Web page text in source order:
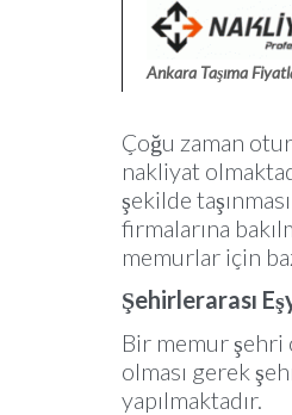
Ankara Taşıma
Çoğu zaman
nakliyat
şekilde
firmalarına
memurlar için
Şehirlerarası
Bir memur şehri
olması gerek
yapılmaktadır.